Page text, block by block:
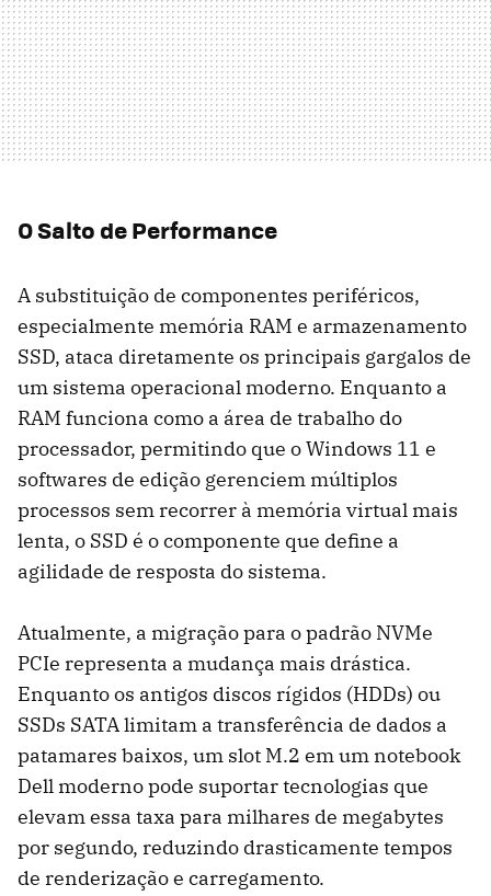
O Salto de Performance
A substituição de componentes periféricos,
especialmente memória RAM e armazenamento
SSD, ataca diretamente os principais gargalos de
um sistema operacional moderno. Enquanto a
RAM funciona como a área de trabalho do
processador, permitindo que o Windows 11 e
softwares de edição gerenciem múltiplos
processos sem recorrer à memória virtual mais
lenta, o SSD é o componente que define a
agilidade de resposta do sistema.
Atualmente, a migração para o padrão NVMe
PCIe representa a mudança mais drástica.
Enquanto os antigos discos rígidos (HDDs) ou
SSDs SATA limitam a transferência de dados a
patamares baixos, um slot M.2 em um notebook
Dell moderno pode suportar tecnologias que
elevam essa taxa para milhares de megabytes
por segundo, reduzindo drasticamente tempos
de renderização e carregamento.